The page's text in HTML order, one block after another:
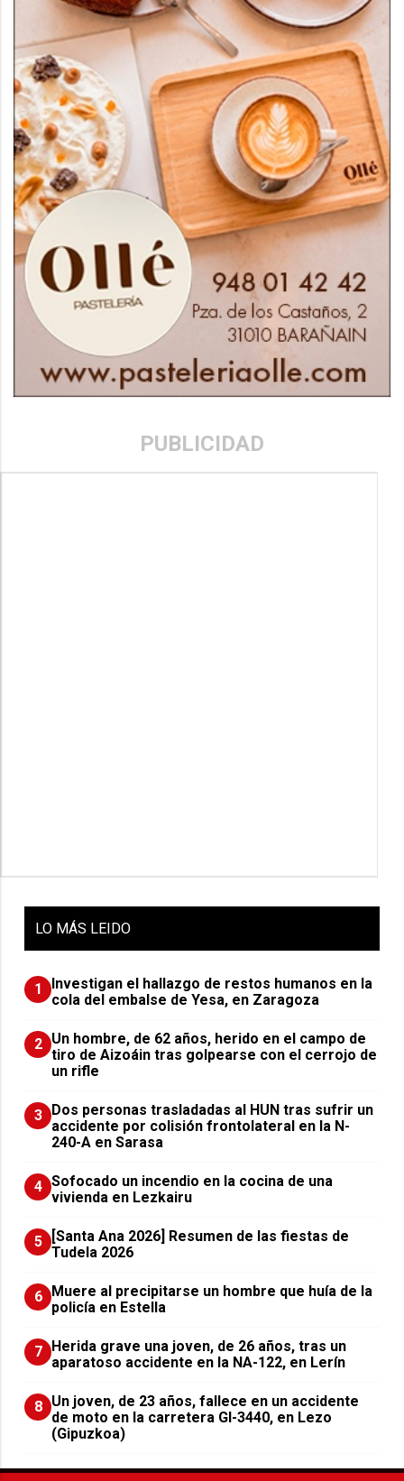
PUBLICIDAD
LO MÁS LEIDO
1
Investigan el hallazgo de restos humanos en la
cola del embalse de Yesa, en Zaragoza
2 Un hombre, de 62 años, herido en el campo de
tiro de Aizoáin tras golpearse con el cerrojo de
un rifle
3 ​Dos personas trasladadas al HUN tras sufrir un
accidente por colisión frontolateral en la N-
240-A en Sarasa
4 Sofocado un incendio en la cocina de una
vivienda en Lezkairu
5
[Santa Ana 2026] Resumen de las fiestas de
Tudela 2026
6 Muere al precipitarse un hombre que huía de la
policía en Estella
7 Herida grave una joven, de 26 años, tras un
aparatoso accidente en la NA-122, en Lerín
8 Un joven, de 23 años, fallece en un accidente
de moto en la carretera GI-3440, en Lezo
(Gipuzkoa)